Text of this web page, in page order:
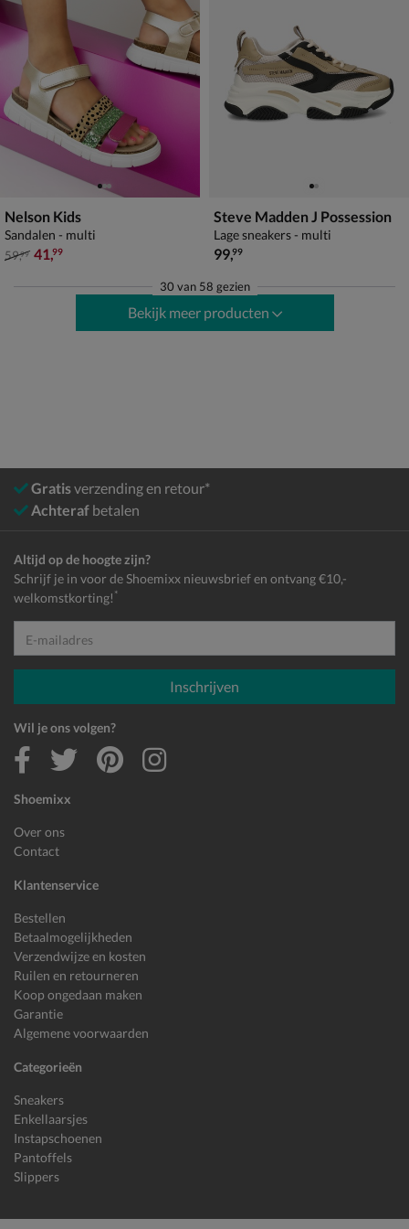
Nelson Kids
Sandalen - multi
van € 59,99 voor € 41,99
59,99 41,99
Steve Madden J Possession
Lage sneakers - multi
€ 99,99
99,99
30 van 58 gezien
Bekijk meer producten
Gratisverzending en retour*
Achteraf betalen
Shoemixx
Over ons
Contact
Klantenservice
Bestellen
Betaalmogelijkheden
Verzendwijze en kosten
Ruilen en retourneren
Koop ongedaan maken
Garantie
Algemene voorwaarden
Categorieën
Sneakers
Enkellaarsjes
Instapschoenen
Pantoffels
Slippers
Altijd op de hoogte zijn?
Schrijf je in voor de Shoemixx nieuwsbrief en ontvang €10,-
welkomstkorting! *
E-mailadres
Inschrijven
Wil je ons volgen?